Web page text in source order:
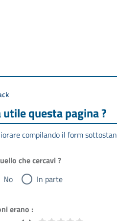
questa pagina ?
compilando il form
che cercavi ?
No In parte
erano :